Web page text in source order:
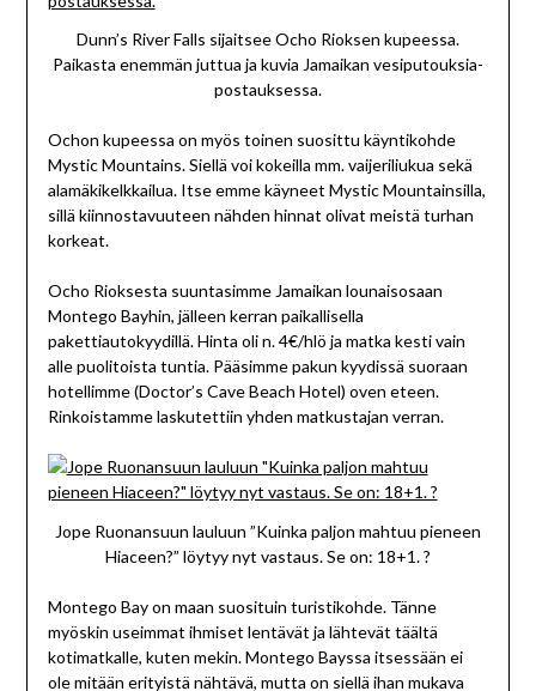
Dunn’s River Falls sijaitsee Ocho Rioksen kupeessa.
Paikasta enemmän juttua ja kuvia Jamaikan vesiputouksia-
postauksessa.
Ochon kupeessa on myös toinen suosittu käyntikohde
Mystic Mountains. Siellä voi kokeilla mm. vaijeriliukua sekä
alamäkikelkkailua. Itse emme käyneet Mystic Mountainsilla,
sillä kiinnostavuuteen nähden hinnat olivat meistä turhan
korkeat.
Ocho Rioksesta suuntasimme Jamaikan lounaisosaan
Montego Bayhin, jälleen kerran paikallisella
pakettiautokyydillä. Hinta oli n. 4€/hlö ja matka kesti vain
alle puolitoista tuntia. Pääsimme pakun kyydissä suoraan
hotellimme (Doctor’s Cave Beach Hotel) oven eteen.
Rinkoistamme laskutettiin yhden matkustajan verran.
Jope Ruonansuun lauluun ”Kuinka paljon mahtuu pieneen
Hiaceen?” löytyy nyt vastaus. Se on: 18+1. ?
Montego Bay on maan suosituin turistikohde. Tänne
myöskin useimmat ihmiset lentävät ja lähtevät täältä
kotimatkalle, kuten mekin. Montego Bayssa itsessään ei
ole mitään erityistä nähtävä, mutta on siellä ihan mukava